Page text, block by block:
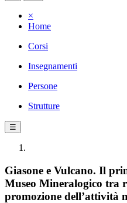
×
Home
Corsi
Insegnamenti
Persone
Strutture
☰
Giasone e Vulcano. Il
Museo Mineralogico tra
promozione dell’attività